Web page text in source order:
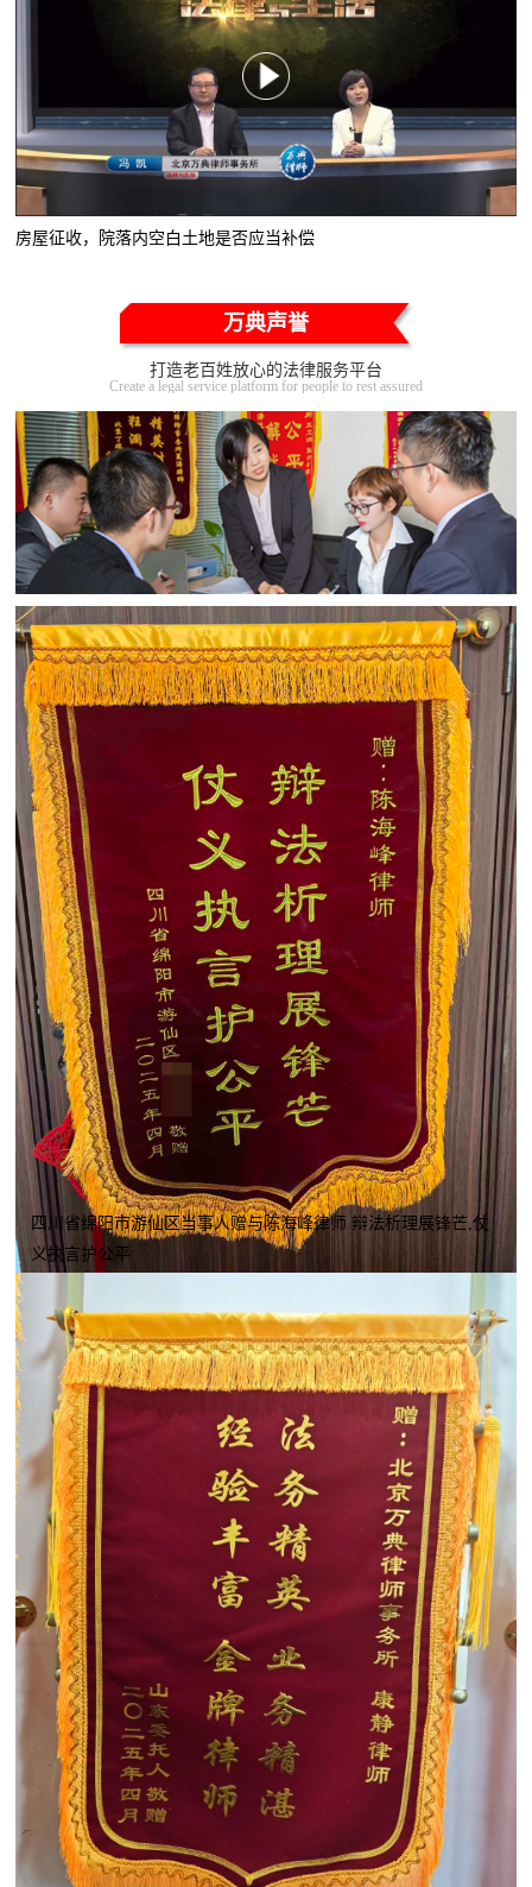
房屋征收，院落内空白土地是否应当补偿
万典声誉
打造老百姓放心的法律服务平台
Create a legal service platform for people to rest assured
四川省绵阳市游仙区当事人赠与陈海峰律师 辩法析理展锋芒,仗
义执言护公平